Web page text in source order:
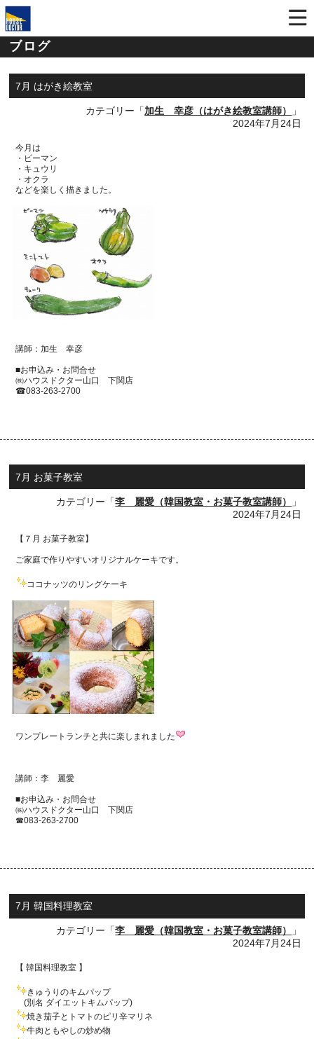
ブログ
7月 はがき絵教室
カテゴリー「加生 幸彦（はがき絵教室講師）
」
2024年7月24日
今月は
・ ピーマン
・キュウリ
・オクラ
などを楽しく描きました。
講師：加生 幸彦
■お申込み・お問合せ
㈱ハウスドクター山口 下関店
☎083-263-2700
7月 お菓子教室
カテゴリー「李 麗愛（韓国教室・お菓子教室講師）
」
2024年7月24日
【７月 お菓子教室】
ご家庭で作りやすいオリジナルケーキです。
ココナッツのリングケーキ
ワンプレートランチと共に楽しまれました
講師：李 麗愛
■お申込み・お問合せ
㈱ハウスドクター山口 下関店
☎083-263-2700
7月 韓国料理教室
カテゴリー「李 麗愛（韓国教室・お菓子教室講師）
」
2024年7月24日
【 韓国料理教室 】
きゅうりのキムパップ
(別名 ダイエットキムパップ)
焼き茄子とトマトのピリ辛マリネ
牛肉ともやしの炒め物